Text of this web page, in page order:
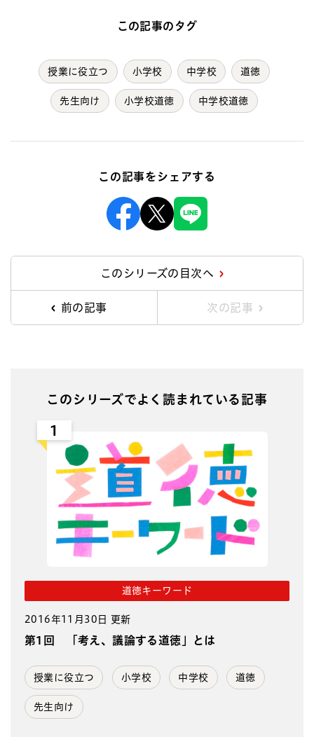
この記事のタグ
授業に役立つ 小学校 中学校 道徳
先生向け 小学校道徳 中学校道徳
この記事をシェアする
このシリーズの目次へ
前の記事 次の記事
このシリーズでよく読まれている記事
1
道徳キーワード
2016年11月30日 更新
第1回 「考え、議論する道徳」とは
授業に役立つ 小学校 中学校 道徳
先生向け